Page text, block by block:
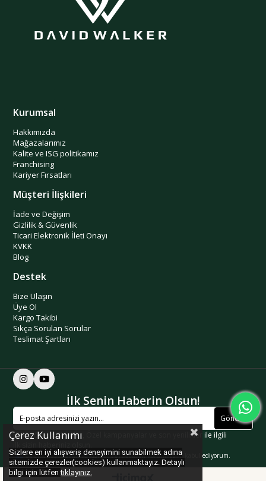
Kurumsal
Hakkımızda
Mağazalarımız
Kalite ve ISG politikamız
Franchising
Kariyer Fırsatları
Müşteri İlişkileri
İade ve Değişim
Gizlilik & Güvenlik
Ticari Elektronik İleti Onayı
KVKK
Blog
Destek
Bize Ulaşın
Üye Ol
Kargo Takibi
Sıkça Sorulan Sorular
Teslimat Şartları
İlk Senin Haberin Olsun!
Kişiye özel indirimler, Özel kampanyalar ve son yenilikler ile ilgili
Gönder
Üyelik koşullarınıvekişisel verileriminkorunmasını kabul ediyorum.
Çerez Kullanımı
Sizlere en iyi alışveriş deneyimini sunabilmek adına
sitemizde çerezler(cookies) kullanmaktayız. Detaylı
bilgi için lütfentıklayınız.